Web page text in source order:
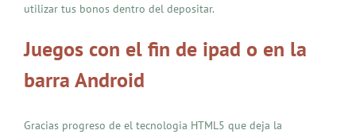
utilizar tus bonos dentro del depositar.
Juegos con el fin de ipad o en la
barra Android
Gracias progreso de el tecnologia HTML5 que deja la